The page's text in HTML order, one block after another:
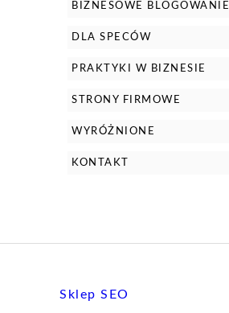
BIZNESOWE BLOGOWANIE
DLA SPECÓW
PRAKTYKI W BIZNESIE
STRONY FIRMOWE
WYRÓŻNIONE
KONTAKT
Sklep SEO